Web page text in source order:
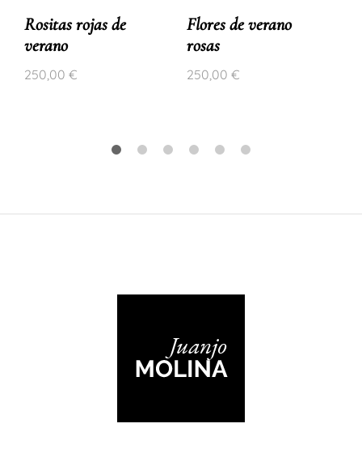
Rositas rojas de
verano
250,00 €
Flores de verano
rosas
250,00 €